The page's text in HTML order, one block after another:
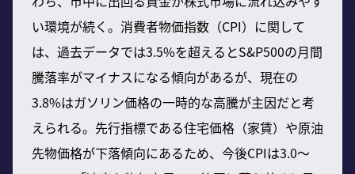
い環境が続く。消費者物価指数（CPI）に関して
は、過去データでは3.5%を超えるとS&P500の月間
騰落率がマイナスになる傾向があるが、現在の
3.8%はガソリン価格の一時的な高騰が主因だと考
えられる。先行指標である住宅価格（家賃）や原油
先物価格が下落傾向にあるため、今後CPIは3.0～